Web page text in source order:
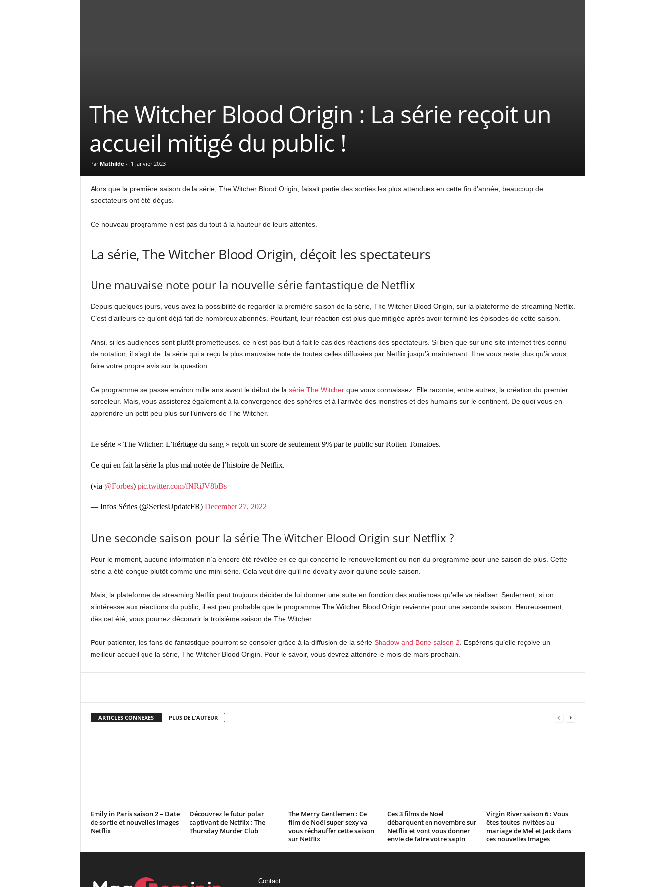
The Witcher Blood Origin : La série reçoit un
accueil mitigé du public !
Par Mathilde - 1 janvier 2023
Alors que la première saison de la série, The Witcher Blood Origin, faisait partie des sorties les plus attendues en cette fin d’année, beaucoup de
spectateurs ont été déçus.
Ce nouveau programme n’est pas du tout à la hauteur de leurs attentes.
La série, The Witcher Blood Origin, déçoit les spectateurs
Une mauvaise note pour la nouvelle série fantastique de Netflix
Depuis quelques jours, vous avez la possibilité de regarder la première saison de la série, The Witcher Blood Origin, sur la plateforme de streaming Netflix.
C’est d’ailleurs ce qu’ont déjà fait de nombreux abonnés. Pourtant, leur réaction est plus que mitigée après avoir terminé les épisodes de cette saison.
Ainsi, si les audiences sont plutôt prometteuses, ce n’est pas tout à fait le cas des réactions des spectateurs. Si bien que sur une site internet très connu
de notation, il s’agit de la série qui a reçu la plus mauvaise note de toutes celles diffusées par Netflix jusqu’à maintenant. Il ne vous reste plus qu’à vous
faire votre propre avis sur la question.
Ce programme se passe environ mille ans avant le début de la série The Witcherque vous connaissez. Elle raconte, entre autres, la création du premier
sorceleur. Mais, vous assisterez également à la convergence des sphères et à l’arrivée des monstres et des humains sur le continent. De quoi vous en
apprendre un petit peu plus sur l’univers de The Witcher.
Le série « The Witcher: L’héritage du sang » reçoit un score de seulement 9% par le public sur Rotten Tomatoes.
Ce qui en fait la série la plus mal notée de l’histoire de Netflix.
(via @Forbes) pic.twitter.com/fNRiJV8bBs
— Infos Séries (@SeriesUpdateFR) December 27, 2022
Une seconde saison pour la série The Witcher Blood Origin sur Netflix ?
Pour le moment, aucune information n’a encore été révélée en ce qui concerne le renouvellement ou non du programme pour une saison de plus. Cette
série a été conçue plutôt comme une mini série. Cela veut dire qu’il ne devait y avoir qu’une seule saison.
Mais, la plateforme de streaming Netflix peut toujours décider de lui donner une suite en fonction des audiences qu’elle va réaliser. Seulement, si on
s’intéresse aux réactions du public, il est peu probable que le programme The Witcher Blood Origin revienne pour une seconde saison. Heureusement,
dès cet été, vous pourrez découvrir la troisième saison de The Witcher.
Pour patienter, les fans de fantastique pourront se consoler grâce à la diffusion de la série Shadow and Bone saison 2 . Espérons qu’elle reçoive un
meilleur accueil que la série, The Witcher Blood Origin. Pour le savoir, vous devrez attendre le mois de mars prochain.
ARTICLES CONNEXES PLUS DE L'AUTEUR
Emily in Paris saison 2 – Date
de sortie et nouvelles images
Netflix
Découvrez le futur polar
captivant de Netflix : The
Thursday Murder Club
The Merry Gentlemen : Ce
film de Noël super sexy va
vous réchauffer cette saison
sur Netflix
Ces 3 films de Noël
débarquent en novembre sur
Netflix et vont vous donner
envie de faire votre sapin
Virgin River saison 6 : Vous
êtes toutes invitées au
mariage de Mel et Jack dans
ces nouvelles images
Contact